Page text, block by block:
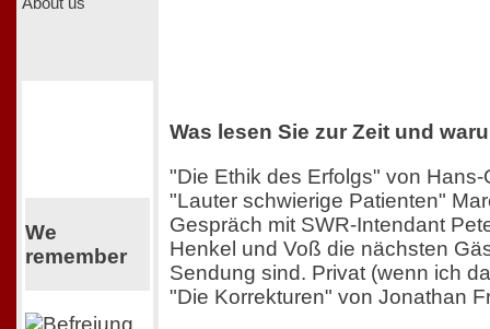
We
remember
Was lesen Sie zur Zeit und
"Die Ethik des Erfolgs" von
"Lauter schwierige Patienten"
Gespräch mit SWR-Intendant
Henkel und Voß die nächsten
Sendung sind. Privat (wenn ich
"Die Korrekturen" von Jonathan